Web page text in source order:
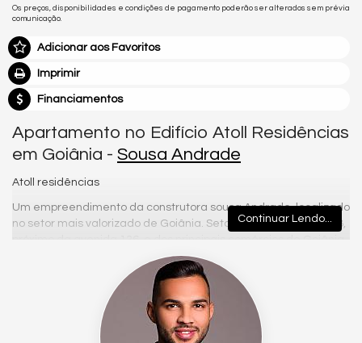
Os preços, disponibilidades e condições de pagamento poderão ser alterados sem prévia
comunicação.
Adicionar aos Favoritos
Imprimir
Financiamentos
Apartamento no Edifício Atoll Residências
em Goiânia - Sousa Andrade
Atoll residências
Um empreendimento da construtora sousa Andrade, localizado
no setor mais valorizado de Goiânia. Setor Marista, na rua 1128,
próximo da avenida 136, e dos principais comércios de Goiânia.
O projeto conta com uma fachada moderna trazendo as onda
e areia do mar, com o arquiteto Alexandre Leite.
Plantas de 70, 80 e 104 m², com 2 e 3 suítes, todos os
apartamento com churrasqueira a carvão.
Continuar Lendo...